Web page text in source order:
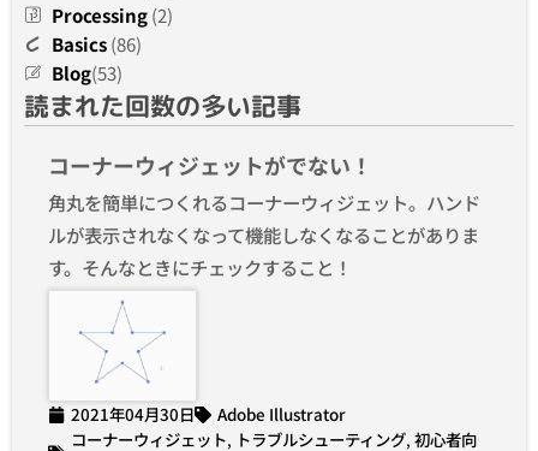
Processing(2)
Basics(86)
Blog(53)
読まれた回数の多い記事
コーナーウィジェットがでない！
角丸を簡単につくれるコーナーウィジェット。ハンド
ルが表示されなくなって機能しなくなることがありま
す。そんなときにチェックすること！
2021年04月30日
Adobe Illustrator
コーナーウィジェット, トラブルシューティング, 初心者向